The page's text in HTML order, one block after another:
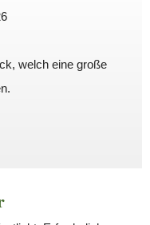
welch eine große